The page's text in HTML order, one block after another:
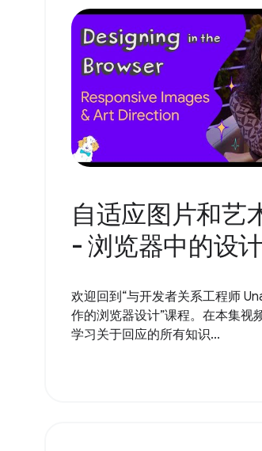
自适应图片和艺
- 浏览器中的设计
欢迎回到“与开发者关系工程师
作的浏览器设计”课程。在本集视
学习关于回应的所有知识...